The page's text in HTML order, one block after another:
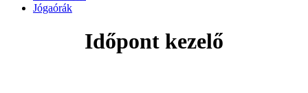
Jógaórák
Időpont kezelő